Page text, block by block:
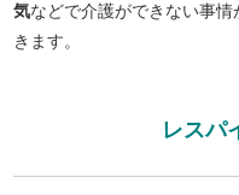
気などで介護ができない事
きます。
レスパ